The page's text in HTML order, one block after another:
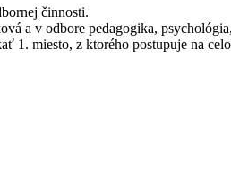
činnosti.
a v odbore pedagogika,
1. miesto, z ktorého postupuje na